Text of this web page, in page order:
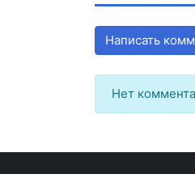
Написать
Нет